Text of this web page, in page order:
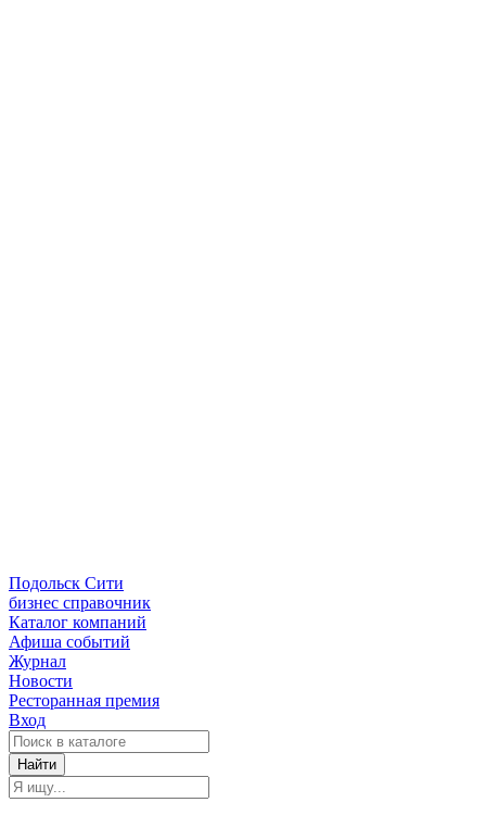
Подольск Сити
бизнес справочник
Каталог компаний
Афиша событий
Журнал
Новости
Ресторанная премия
Вход
Найти